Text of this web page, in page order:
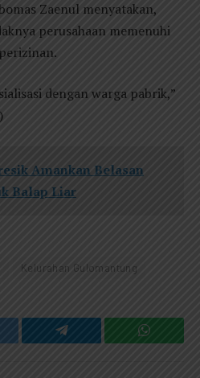
Zaenul menyatakan,
perusahaan memenuhi
dengan warga pabrik,”
Amankan Belasan
Balap Liar
Kelurahan Gulomantung
Telegram